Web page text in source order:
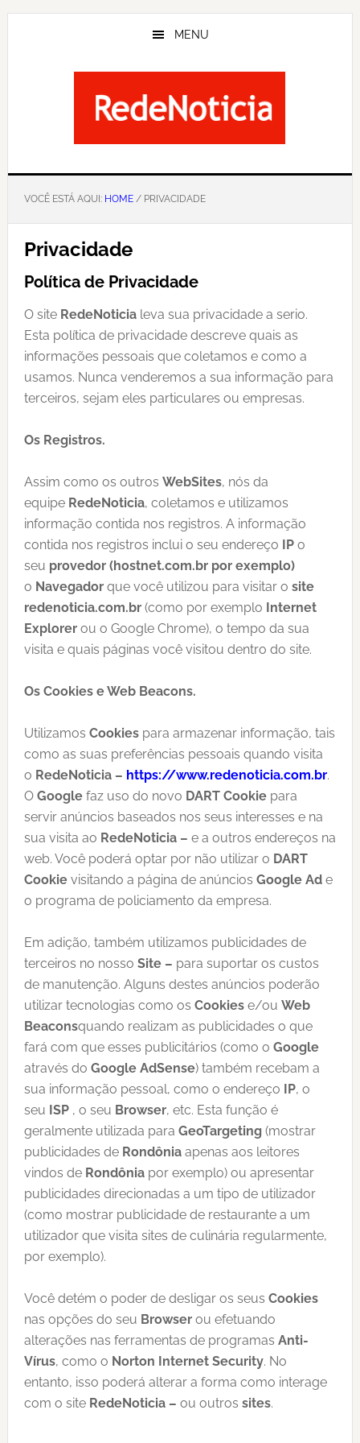
Skip
MENU
VOCÊ ESTÁ AQUI: HOME/ PRIVACIDADE
Privacidade
Política de Privacidade
O site RedeNoticialeva sua privacidade a serio.
Esta política de privacidade descreve quais as
informações pessoais que coletamos e como a
usamos. Nunca venderemos a sua informação para
terceiros, sejam eles particulares ou empresas.
Os Registros.
Assim como os outros WebSites, nós da
equipe RedeNoticia, coletamos e utilizamos
informação contida nos registros. A informação
contida nos registros inclui o seu endereço IPo
seu provedor (hostnet.com.br por exemplo)
o Navegadorque você utilizou para visitar o site
redenoticia.com.br(como por exemplo Internet
Explorerou o Google Chrome), o tempo da sua
visita e quais páginas você visitou dentro do site.
Os Cookies e Web Beacons.
Utilizamos Cookiespara armazenar informação, tais
como as suas preferências pessoais quando visita
o RedeNoticia – https://www.redenoticia.com.br.
O Googlefaz uso do novo DART Cookiepara
servir anúncios baseados nos seus interesses e na
sua visita ao RedeNoticia – e a outros endereços na
web. Você poderá optar por não utilizar o DART
Cookievisitando a página de anúncios Google Ade
o programa de policiamento da empresa.
Em adição, também utilizamos publicidades de
terceiros no nosso Site – para suportar os custos
de manutenção. Alguns destes anúncios poderão
utilizar tecnologias como os Cookiese/ou Web
Beaconsquando realizam as publicidades o que
fará com que esses publicitários (como o Google
através do Google AdSense) também recebam a
sua informação pessoal, como o endereço IP, o
seu ISP, o seu Browser, etc. Esta função é
geralmente utilizada para GeoTargeting(mostrar
publicidades de Rondôniaapenas aos leitores
vindos de Rondôniapor exemplo) ou apresentar
publicidades direcionadas a um tipo de utilizador
(como mostrar publicidade de restaurante a um
utilizador que visita sites de culinária regularmente,
por exemplo).
Você detém o poder de desligar os seus Cookies
nas opções do seu Browserou efetuando
alterações nas ferramentas de programas Anti-
Vírus, como o Norton Internet Security. No
entanto, isso poderá alterar a forma como interage
com o site RedeNoticia – ou outros sites.